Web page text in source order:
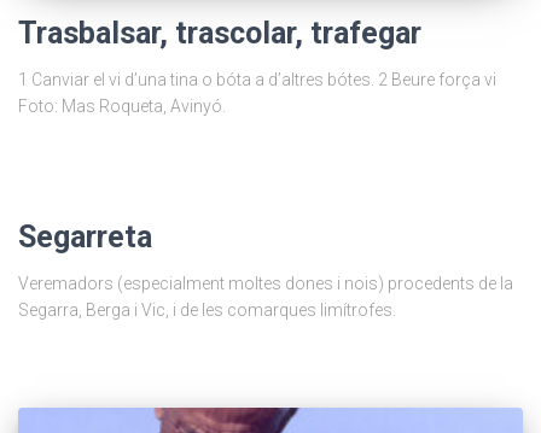
Trasbalsar, trascolar, trafegar
1 Canviar el vi d’una tina o bóta a d’altres bótes. 2 Beure força vi
Foto: Mas Roqueta, Avinyó.
Segarreta
Veremadors (especialment moltes dones i nois) procedents de la
Segarra, Berga i Vic, i de les comarques limítrofes.